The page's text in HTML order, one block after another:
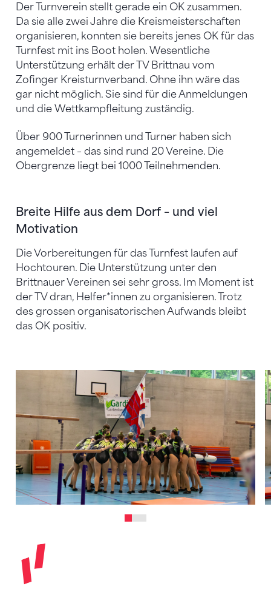
Der Turnverein stellt gerade ein OK zusammen.
Da sie alle zwei Jahre die Kreismeisterschaften
organisieren, konnten sie bereits jenes OK für das
Turnfest mit ins Boot holen. Wesentliche
Unterstützung erhält der TV Brittnau vom
Zofinger Kreisturnverband. Ohne ihn wäre das
gar nicht möglich. Sie sind für die Anmeldungen
und die Wettkampfleitung zuständig.
Über 900 Turnerinnen und Turner haben sich
angemeldet – das sind rund 20 Vereine. Die
Obergrenze liegt bei 1000 Teilnehmenden.
Breite Hilfe aus dem Dorf – und viel
Motivation
Die Vorbereitungen für das Turnfest laufen auf
Hochtouren. Die Unterstützung unter den
Brittnauer Vereinen sei sehr gross. Im Moment ist
der TV dran, Helfer*innen zu organisieren. Trotz
des grossen organisatorischen Aufwands bleibt
das OK positiv.